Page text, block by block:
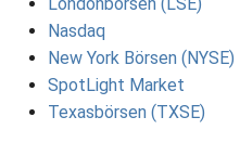
Londonbörsen (LSE)
Nasdaq
New York Börsen (NYSE)
SpotLight Market
Texasbörsen (TXSE)